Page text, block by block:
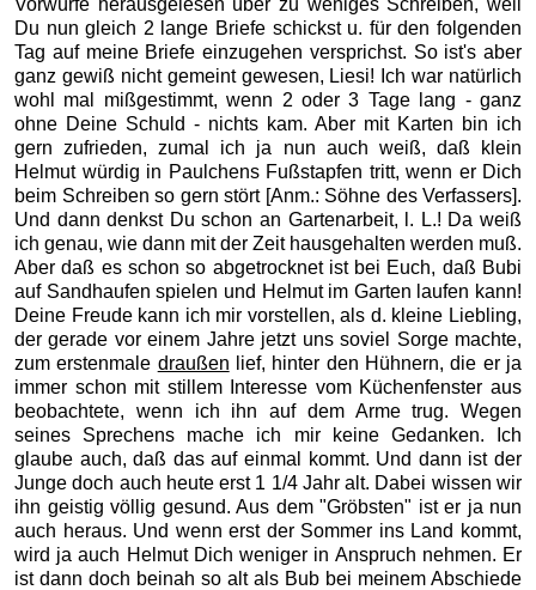
Du nun gleich 2 lange Briefe schickst u. für den folgenden
Tag auf meine Briefe einzugehen versprichst. So ist's aber
ganz gewiß nicht gemeint gewesen, Liesi! Ich war natürlich
wohl mal mißgestimmt, wenn 2 oder 3 Tage lang - ganz
ohne Deine Schuld - nichts kam. Aber mit Karten bin ich
gern zufrieden, zumal ich ja nun auch weiß, daß klein
Helmut würdig in Paulchens Fußstapfen tritt, wenn er Dich
beim Schreiben so gern stört [Anm.: Söhne des Verfassers].
Und dann denkst Du schon an Gartenarbeit, l. L.! Da weiß
ich genau, wie dann mit der Zeit hausgehalten werden muß.
Aber daß es schon so abgetrocknet ist bei Euch, daß Bubi
auf Sandhaufen spielen und Helmut im Garten laufen kann!
Deine Freude kann ich mir vorstellen, als d. kleine Liebling,
der gerade vor einem Jahre jetzt uns soviel Sorge machte,
zum erstenmale draußen lief, hinter den Hühnern, die er ja
immer schon mit stillem Interesse vom Küchenfenster aus
beobachtete, wenn ich ihn auf dem Arme trug. Wegen
seines Sprechens mache ich mir keine Gedanken. Ich
glaube auch, daß das auf einmal kommt. Und dann ist der
Junge doch auch heute erst 1 1/4 Jahr alt. Dabei wissen wir
ihn geistig völlig gesund. Aus dem "Gröbsten" ist er ja nun
auch heraus. Und wenn erst der Sommer ins Land kommt,
wird ja auch Helmut Dich weniger in Anspruch nehmen. Er
ist dann doch beinah so alt als Bub bei meinem Abschiede